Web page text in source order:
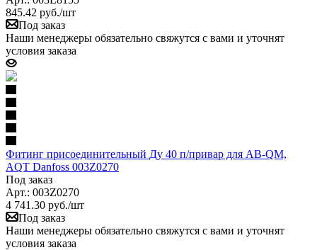
845.42 руб./шт
Под заказ
Наши менеджеры обязательно свяжутся с вами и уточнят
условия заказа
Фитинг присоединительный Ду 40 п/привар для AB-QM,
AQT Danfoss 003Z0270
Под заказ
Арт.: 003Z0270
4 741.30 руб./шт
Под заказ
Наши менеджеры обязательно свяжутся с вами и уточнят
условия заказа